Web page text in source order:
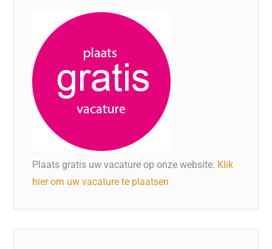
Plaats gratis uw vacature op onze website. Klik
hier om uw vacature te plaatsen